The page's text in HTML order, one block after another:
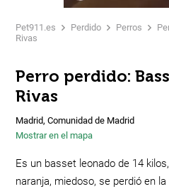
Pet911.es Perdido Perros
Rivas
Perro perdido:
Rivas
Madrid, Comunidad de Madrid
Mostrar en el mapa
Es un basset leonado de 14
naranja, miedoso, se perdió en